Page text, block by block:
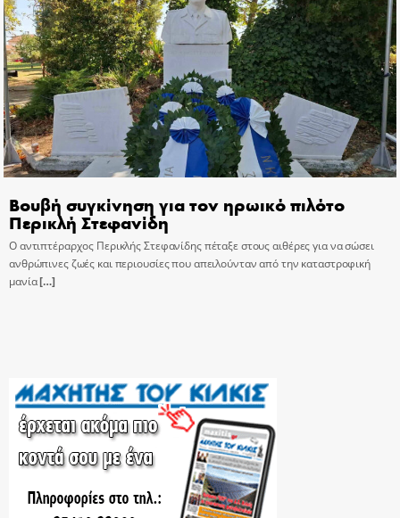
Βουβή συγκίνηση για τον ηρωικό πιλότο
Περικλή Στεφανίδη
Ο αντιπτέραρχος Περικλής Στεφανίδης πέταξε στους αιθέρες για να σώσει
ανθρώπινες ζωές και περιουσίες που απειλούνταν από την καταστροφική
μανία[…]